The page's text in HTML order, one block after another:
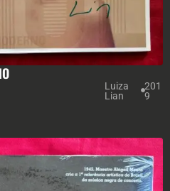
Luiza
Lian
201
9